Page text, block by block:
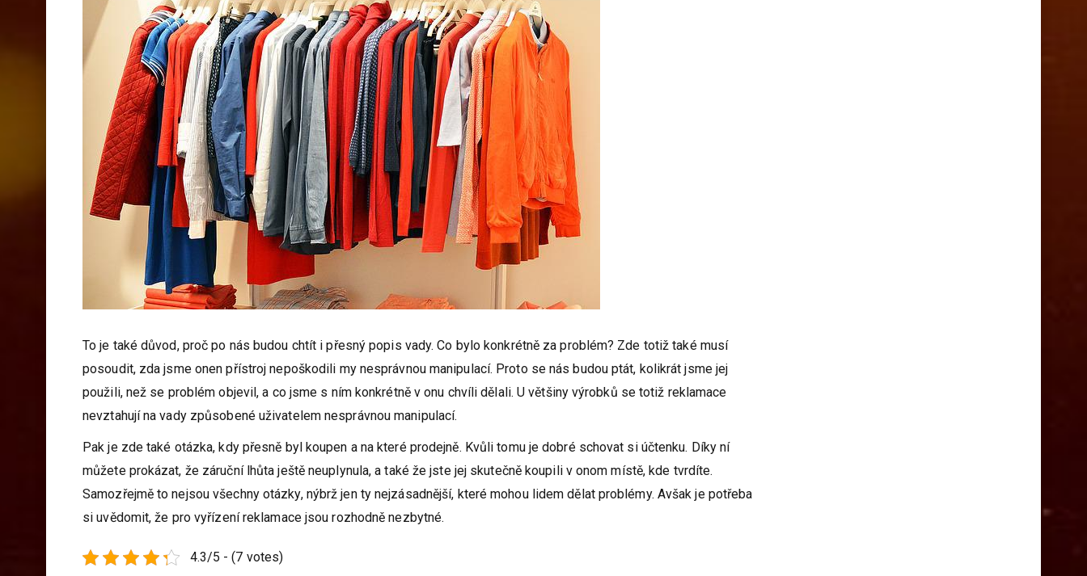
To je také důvod, proč po nás budou chtít i přesný popis vady. Co bylo konkrétně za problém? Zde totiž také musí
posoudit, zda jsme onen přístroj nepoškodili my nesprávnou manipulací. Proto se nás budou ptát, kolikrát jsme jej
použili, než se problém objevil, a co jsme s ním konkrétně v onu chvíli dělali. U většiny výrobků se totiž reklamace
nevztahují na vady způsobené uživatelem nesprávnou manipulací.
Pak je zde také otázka, kdy přesně byl koupen a na které prodejně. Kvůli tomu je dobré schovat si účtenku. Díky ní
můžete prokázat, že záruční lhůta ještě neuplynula, a také že jste jej skutečně koupili v onom místě, kde tvrdíte.
Samozřejmě to nejsou všechny otázky, nýbrž jen ty nejzásadnější, které mohou lidem dělat problémy. Avšak je potřeba
si uvědomit, že pro vyřízení reklamace jsou rozhodně nezbytné.
4.3/5 - (7 votes)